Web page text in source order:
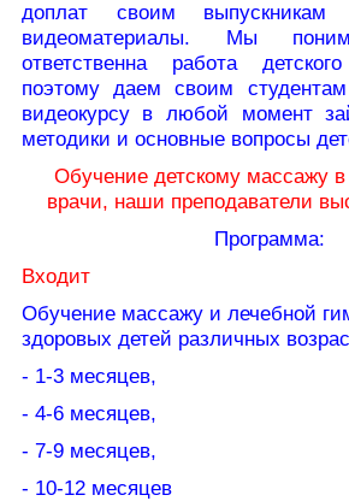
доплат своим
видеоматериалы. Мы
ответственна работа
поэтому даем своим
видеокурсу в любой момент
методики и основные вопросы
Обучение детскому массажу
врачи, наши преподаватели
Программа:
Входит
Обучение массажу и лечебной
здоровых детей различных
- 1-3 месяцев,
- 4-6 месяцев,
- 7-9 месяцев,
- 10-12 месяцев